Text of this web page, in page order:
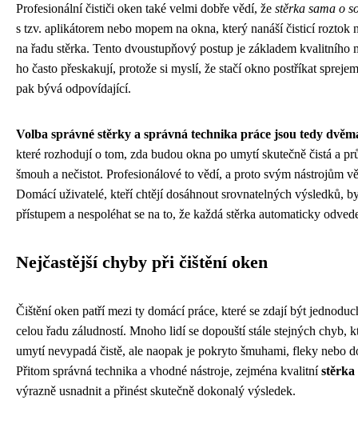
Profesionální čističi oken také velmi dobře vědí, že stěrka sama o
s tzv. aplikátorem nebo mopem na okna, který nanáší čisticí roztok
na řadu stěrka. Tento dvoustupňový postup je základem kvalitního
ho často přeskakují, protože si myslí, že stačí okno postříkat
pak bývá odpovídající.
Volba správné stěrky a správná technika práce jsou tedy
které rozhodují o tom, zda budou okna po umytí skutečně čistá a
šmouh a nečistot. Profesionálové to vědí, a proto svým nástrojům
Domácí uživatelé, kteří chtějí dosáhnout srovnatelných výsledků,
přístupem a nespoléhat se na to, že každá stěrka automaticky
Nejčastější chyby při čištění oken
Čištění oken patří mezi ty domácí práce, které se zdají být
celou řadu záludností. Mnoho lidí se dopouští stále stejných chyb,
umytí nevypadá čistě, ale naopak je pokryto šmuhami, fleky nebo
Přitom správná technika a vhodné nástroje, zejména kvalitnístěrka
výrazně usnadnit a přinést skutečně dokonalý výsledek.